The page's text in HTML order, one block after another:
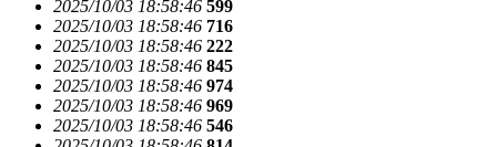
2025/10/03 18:58:46 599
2025/10/03 18:58:46 716
2025/10/03 18:58:46 222
2025/10/03 18:58:46 845
2025/10/03 18:58:46 974
2025/10/03 18:58:46 969
2025/10/03 18:58:46 546